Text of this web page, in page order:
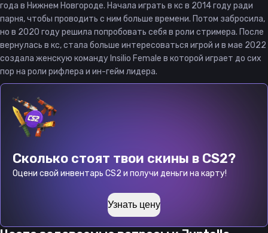
года в Нижнем Новгороде. Начала играть в кс в 2014 году ради
парня, чтобы проводить с ним больше времени. Потом забросила,
но в 2020 году решила попробовать себя в роли стримера. После
вернулась в кс, стала больше интересоваться игрой и в мае 2022
создала женскую команду Insilio Female в которой играет до сих
пор на роли рифлера и ин-гейм лидера.
Сколько стоят твои скины в CS2?
Оцени свой инвентарь CS2 и получи деньги на карту!
Узнать цену